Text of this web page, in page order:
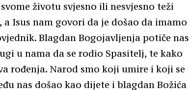
životu svjesno ili nesvjesno teži
Isus nam govori da je došao da imamo
Blagdan Bogojavljenja potiče nas
u nama da se rodio Spasitelj, te kako
rođenja. Narod smo koji umire i koji se
nas došao kao dijete i blagdan Božića